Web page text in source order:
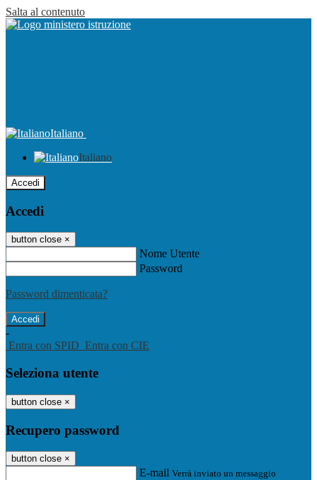
Salta al contenuto
Italiano
Italiano
Accedi
Accedi
button close ×
Nome Utente
Password
Password dimenticata?
-
Entra con SPID Entra con CIE
Seleziona utente
button close ×
Recupero password
button close ×
E-mail Verrà inviato un messaggio